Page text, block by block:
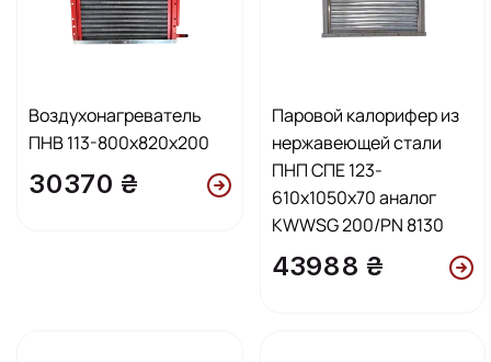
Воздухонагреватель
ПНВ 113-800x820x200
30370 ₴
Паровой калорифер из
нержавеющей стали
ПНП СПЕ 123-
610х1050х70 аналог
KWWSG 200/PN 8130
43988 ₴